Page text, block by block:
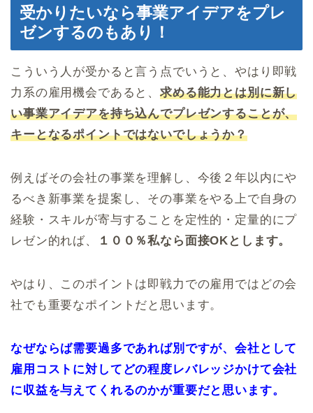
受かりたいなら事業アイデアをプレ
ゼンするのもあり！
こういう人が受かると言う点でいうと、やはり即戦
力系の雇用機会であると、求める能力とは別に新し
い事業アイデアを持ち込んでプレゼンすることが、
キーとなるポイントではないでしょうか？
例えばその会社の事業を理解し、今後２年以内にや
るべき新事業を提案し、その事業をやる上で自身の
経験・スキルが寄与することを定性的・定量的にプ
レゼン的れば、
１００％私なら面接OKとします。
やはり、このポイントは即戦力での雇用ではどの会
社でも重要なポイントだと思います。
なぜならば需要過多であれば別ですが、会社として
雇用コストに対してどの程度レバレッジかけて会社
に収益を与えてくれるのかが重要だと思います。